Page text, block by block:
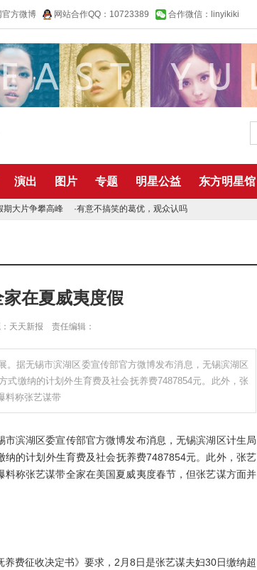
官方微博 网站合作QQ：10723389 合作微信：linyikiki
演出 图片 专题 明星公益 东方明星馆
期大片争攀高峰 ·有意不搞笑的葛优，观众认吗
在夏威夷度假
天天新报 责任编辑：
。据无锡市滨湖区委宣传部官方微博发布消息，无锡滨湖区
式缴纳的计划外生育费及社会抚养费7487854元。此外，张
料称张艺谋带
滨湖区委宣传部官方微博发布消息，无锡滨湖区计生局
的计划外生育费及社会抚养费7487854元。此外，张艺
称张艺谋带全家在美国夏威夷度春节，但张艺谋方面并
征收决定书》要求，2月8日是张艺谋夫妇30日缴纳超